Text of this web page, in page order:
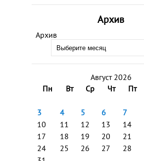
Архив
Архив
Август 2026
Пн
Вт Ср Чт Пт
3
4 5 6 7
10
11 12 13 14
17
18 19 20 21
24
25 26 27 28